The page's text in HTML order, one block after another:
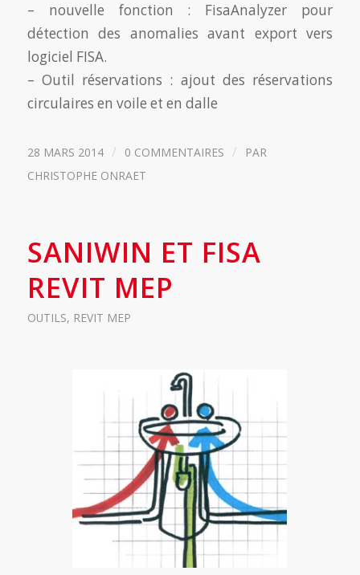
– nouvelle fonction : FisaAnalyzer pour
détection des anomalies avant export vers
logiciel FISA.
– Outil réservations : ajout des réservations
circulaires en voile et en dalle
28 MARS 2014 / 0 COMMENTAIRES /
PAR
CHRISTOPHE ONRAET
SANIWIN ET FISA
REVIT MEP
OUTILS, REVIT MEP